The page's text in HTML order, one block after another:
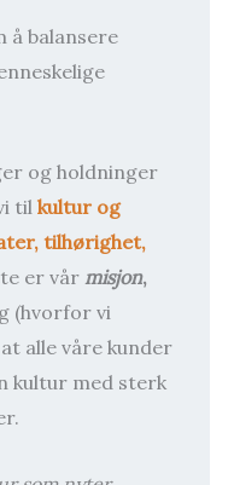
å balansere
og holdninger
tilkultur og
tilhørighet,
er vårmisjon,
(hvorfor vi
alle våre kunder
kultur med sterk